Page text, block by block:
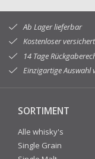
Ab Lager lieferbar
Kostenloser
14 Tage
Einzigartige Auswahl
SORTIMENT
Alle whisky's
Single Grain